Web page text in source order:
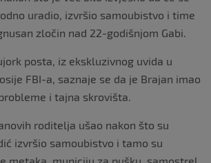
uradio, izvršio samoubistvo i time
zločin nad 22-godišnjom Gabi.
posta, iz ekskluzivnog uvida u
FBI-a, saznaje se da je Brajan imao
i tajna skrovišta.
roditelja ušao nakon što su
izvršio samoubistvo i tamo su